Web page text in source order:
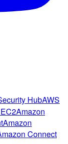
HubAWS
Amazon
Amazon
Connect